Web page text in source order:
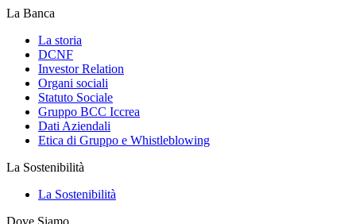
La Banca
La storia
DCNF
Investor Relation
Organi sociali
Statuto Sociale
Gruppo BCC Iccrea
Dati Aziendali
Etica di Gruppo e Whistleblowing
La Sostenibilità
La Sostenibilità
Dove Siamo